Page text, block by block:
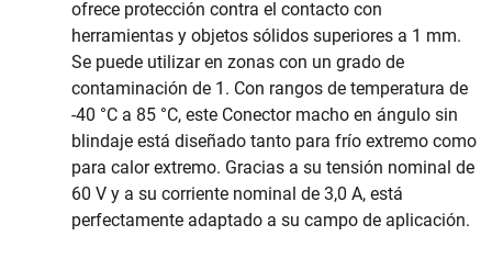
ofrece protección contra el contacto con
herramientas y objetos sólidos superiores a 1 mm.
Se puede utilizar en zonas con un grado de
contaminación de 1. Con rangos de temperatura de
-40 °C a 85 °C, este Conector macho en ángulo sin
blindaje está diseñado tanto para frío extremo como
para calor extremo. Gracias a su tensión nominal de
60 V y a su corriente nominal de 3,0 A, está
perfectamente adaptado a su campo de aplicación.